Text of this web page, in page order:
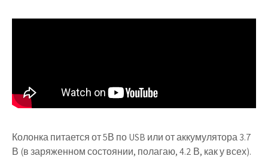
Колонка питается от 5В по USB или от аккумулятора 3.7
В (в заряженном состоянии, полагаю, 4.2 В, как у всех).